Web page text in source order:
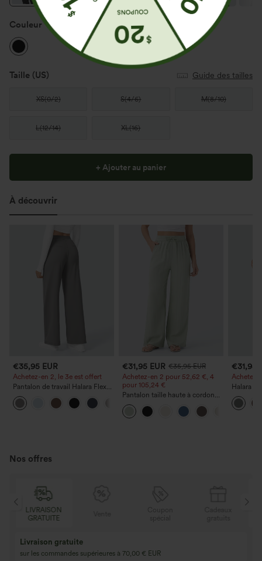
Couleur Noir
Taille (US) Guide des tailles
XS(0/2) S(4/6) M(8/10)
L(12/14) XL(16)
+ Ajouter au panier
À découvrir
€35,95 EUR
Achetez-en 2, le 3e est offert
Pantalon de travail Halara Flex™
DayStretch à taille haute, avec
poches et coupe droite
€31,95 EUR €35,95 EUR
Achetez-en 2 pour 52,62 €, 4
pour 105,24 €
Pantalon taille haute à cordon
avec poches, jambe large et
coupe ample, style décontracté,
effet lin
€31,95
Achetez-
Halara
taille
arrière et
Nos offres
Vente
3 achetés, 1 offert
Achetez 4 pour 3, achetez 8 pour 6